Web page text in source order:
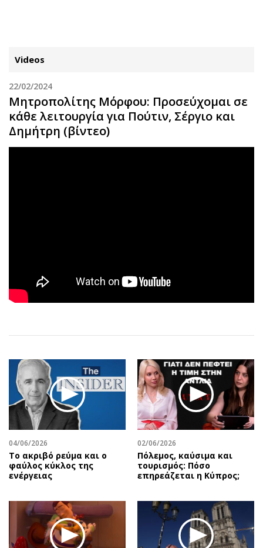
ΚΑΤΗΓΟΡΙΕΣ ΣΥΝΔΕΣΗ
Κύπρος
Παιδεία
Αθλητισμός
Κύπρος
Οικονομική
Οικονομία
Real Estate
Επιχειρήσεις
Αγορές
Money Review
AstroBank Properties
Trends
Ναυτιλία
Περιβάλλον
Απόψεις
Geek
Αφιερώματα
Πολιτική
Οικονομία
Γενικά
Αναδρομές
Πρόσωπα
Περιβάλλον
Good Life
Showbiz
Ταξίδια
Videos
22/02/2024
Μητροπολίτης Μόρφου: Προσεύχομαι σε
κάθε λειτουργία για Πούτιν, Σέργιο και
Δημήτρη (βίντεο)
04/06/2026
Το ακριβό ρεύμα και ο
φαύλος κύκλος της
ενέργειας
02/06/2026
Πόλεμος, καύσιμα και
τουρισμός: Πόσο
επηρεάζεται η Κύπρος;